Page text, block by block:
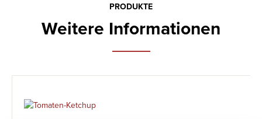
PRODUKTE
Weitere Informationen